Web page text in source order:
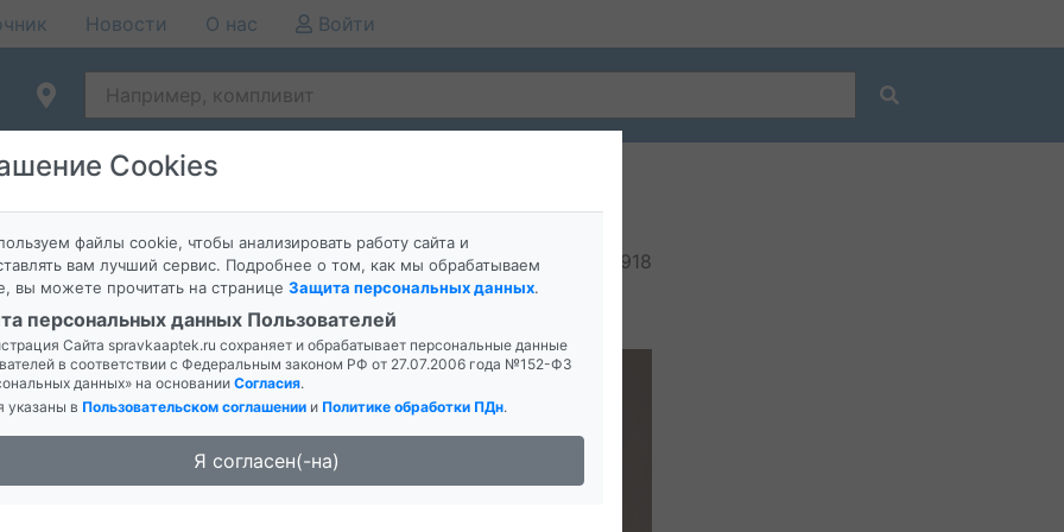
Новости О нас Войти
Cookies
файлы cookie, чтобы анализировать работу сайта и
вам лучший сервис. Подробнее о том, как мы обрабатываем
вы можете прочитать на странице Защита персональных данных.
персональных данных Пользователей
Сайта spravkaaptek.ru сохраняет и обрабатывает персональные данные
в соответствии с Федеральным законом РФ от 27.07.2006 года №152-ФЗ
данных» на основании Согласия.
указаны в Пользовательском соглашении и Политике обработки ПДн.
Я согласен(-на)
служба аптек поиск заказ бронирование лекарств
918
для волос